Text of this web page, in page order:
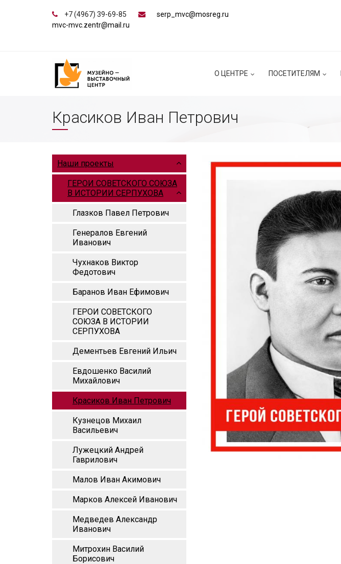
+7 (4967) 39-69-85
serp_mvc@mosreg.ru
mvc-mvc.zentr@mail.ru
О ЦЕНТРЕ ПОСЕТИТЕЛЯМ
Красиков Иван Петрович
Наши проекты
ГЕРОИ СОВЕТСКОГО СОЮЗА
В ИСТОРИИ СЕРПУХОВА
Глазков Павел Петрович
Генералов Евгений
Иванович
Чухнаков Виктор
Федотович
Баранов Иван Ефимович
ГЕРОИ СОВЕТСКОГО
СОЮЗА В ИСТОРИИ
СЕРПУХОВА
Дементьев Евгений Ильич
Евдошенко Василий
Михайлович
Красиков Иван Петрович
Кузнецов Михаил
Васильевич
Лужецкий Андрей
Гаврилович
Малов Иван Акимович
Марков Алексей Иванович
Медведев Александр
Иванович
Митрохин Василий
Борисович